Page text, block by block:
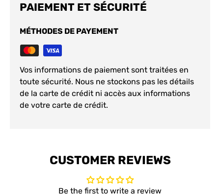
PAIEMENT ET SÉCURITÉ
MÉTHODES DE PAYEMENT
Vos informations de paiement sont traitées en
toute sécurité. Nous ne stockons pas les détails
de la carte de crédit ni accès aux informations
de votre carte de crédit.
CUSTOMER REVIEWS
Be the first to write a review